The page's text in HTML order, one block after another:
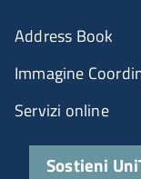
Address Book
Immagine
Servizi online
Sostieni